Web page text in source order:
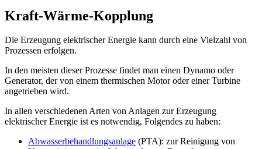
Kraft-Wärme-Kopplung
Die Erzeugung elektrischer Energie kann durch eine Vielzahl von
Prozessen erfolgen.
In den meisten dieser Prozesse findet man einen Dynamo oder
Generator, der von einem thermischen Motor oder einer Turbine
angetrieben wird.
In allen verschiedenen Arten von Anlagen zur Erzeugung
elektrischer Energie ist es notwendig, Folgendes zu haben:
Abwasserbehandlungsanlage (PTA): zur Reinigung von